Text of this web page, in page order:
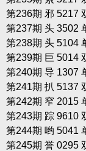
第236期 邪 5217
第237期 头 3502
第238期 头 5104
第239期 巨 5014
第240期 导 1307
第241期 扒 5137
第242期 窄 2015
第243期 踪 9610
第244期 哟 5041
第245期 誉 0295